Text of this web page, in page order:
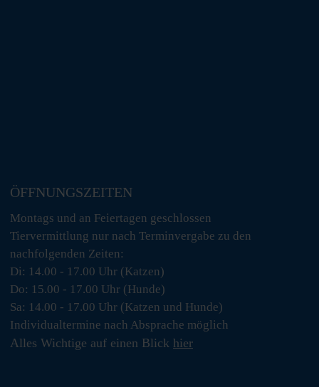
ÖFFNUNGSZEITEN
Montags und an Feiertagen geschlossen
Tiervermittlung nur nach Terminvergabe zu den
nachfolgenden Zeiten:
Di: 14.00 - 17.00 Uhr (Katzen)
Do: 15.00 - 17.00 Uhr (Hunde)
Sa: 14.00 - 17.00 Uhr (Katzen und Hunde)
Individualtermine nach Absprache möglich
Alles Wichtige auf einen Blick hier